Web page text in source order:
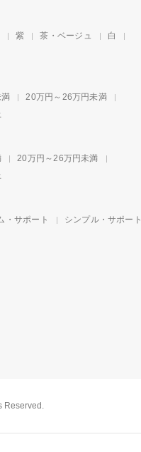
紫 茶・ベージュ
白
20万円～26万円未満
20万円～26万円未満
・サポート シンプル・サポート
本館 新宿店
Reserved.